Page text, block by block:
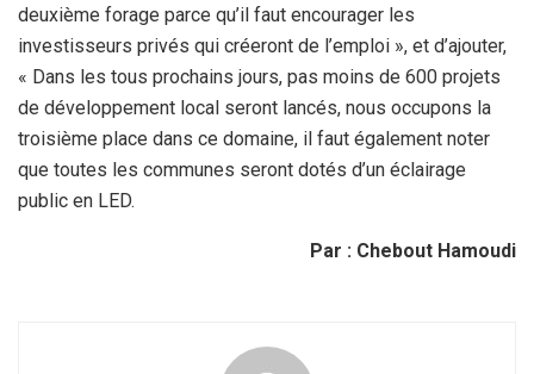
deuxième forage parce qu’il faut encourager les
investisseurs privés qui créeront de l’emploi », et d’ajouter,
« Dans les tous prochains jours, pas moins de 600 projets
de développement local seront lancés, nous occupons la
troisième place dans ce domaine, il faut également noter
que toutes les communes seront dotés d’un éclairage
public en LED.
Par : Chebout Hamoudi